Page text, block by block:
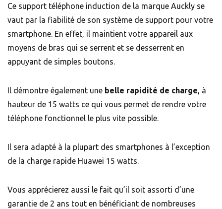
Ce support téléphone induction de la marque Auckly se
vaut par la fiabilité de son système de support pour votre
smartphone. En effet, il maintient votre appareil aux
moyens de bras qui se serrent et se desserrent en
appuyant de simples boutons.
Il démontre également une belle rapidité de charge, à
hauteur de 15 watts ce qui vous permet de rendre votre
téléphone fonctionnel le plus vite possible.
Il sera adapté à la plupart des smartphones à l’exception
de la charge rapide Huawei 15 watts.
Vous apprécierez aussi le fait qu’il soit assorti d’une
garantie de 2 ans tout en bénéficiant de nombreuses